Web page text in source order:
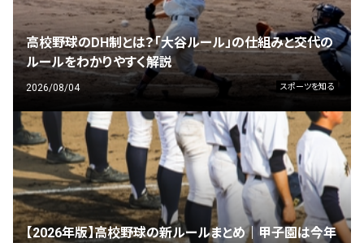
高校野球のDH制とは？「大谷ルール」の仕組みと交代の
ルールをわかりやすく解説
2026/08/04 スポーツを知る
【2026年版】高校野球の新ルールまとめ｜甲子園は今年